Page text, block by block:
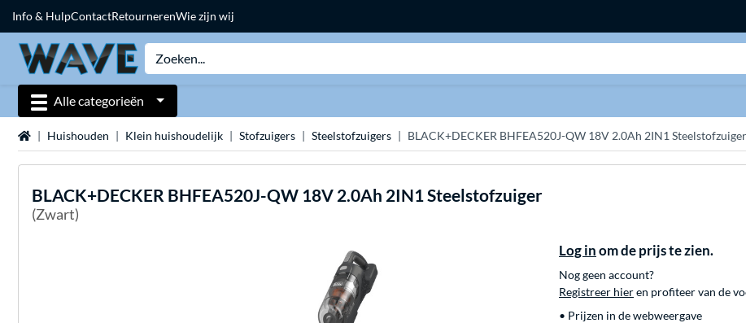
Info & HulpContactRetournerenWie zijn wij
Alle categorieën
Home Huishouden Klein huishoudelijk Stofzuigers Steelstofzuigers BLACK+DECKER BHFEA520J-QW 18V 2.0Ah 2IN1 Steelstofzuiger
BLACK+DECKER BHFEA520J-QW 18V 2.0Ah 2IN1 Steelstofzuiger
(Zwart)
Log in om de prijs te zien.
Nog geen account?
Registreer hieren profiteer van de
• Prijzen in de webweergave